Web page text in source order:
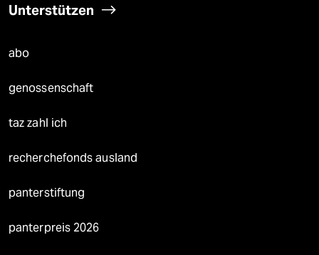
Unterstützen
abo
genossenschaft
taz zahl ich
recherchefonds ausland
panterstiftung
panterpreis 2026